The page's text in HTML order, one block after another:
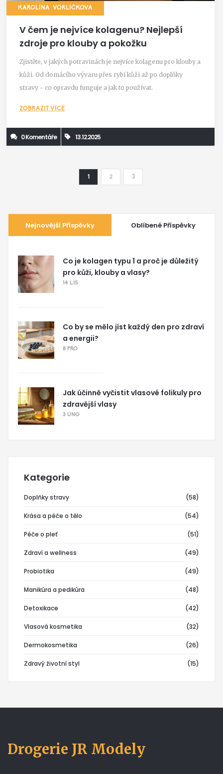
KAROLÍNA VORLÍČKOVÁ
V čem je nejvíce kolagenu? Nejlepší
zdroje pro klouby a pokožku
Zjistěte, v jakých potravinách je nejvíce kolagenu pro klouby a
kůži. Od domácího vývaru přes rybí kůži až po doplňky
stravy - co opravdu funguje a jak to používat.
ZOBRAZIT VÍCE
0 Komentáře 13.12.2025
1 2 3
Nejnovější Příspěvky Oblíbené Příspěvky
Co je kolagen typu 1 a proč je důležitý
pro kůži, klouby a vlasy?
14 LIS
Co by se mělo jíst každý den pro zdraví
a energii?
8 PRO
Jak účinně vyčistit vlasové folikuly pro
zdravější vlasy
3 ÚNO
Kategorie
Doplňky stravy (58)
Krása a péče o tělo (54)
Péče o pleť (51)
Zdraví a wellness (49)
Probiotika (49)
Manikúra a pedikúra (48)
Detoxikace (42)
Vlasová kosmetika (32)
Dermokosmetika (26)
Zdravý životní styl (15)
Drogerie JR Modely